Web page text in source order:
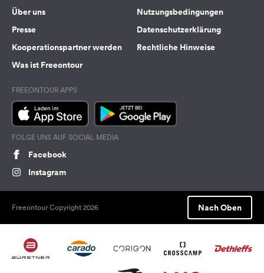
Über uns
Presse
Kooperationspartner werden
Was ist Freeontour
Nutzungsbedingungen
Datenschutzerklärung
Rechtliche Hinweise
FREEONTOUR APPS
FOLGE UNS AUF SOCIAL MEDIA
Facebook
Instagram
Freeontour Copyright 2026 Nach Oben